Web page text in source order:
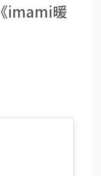
imami暖